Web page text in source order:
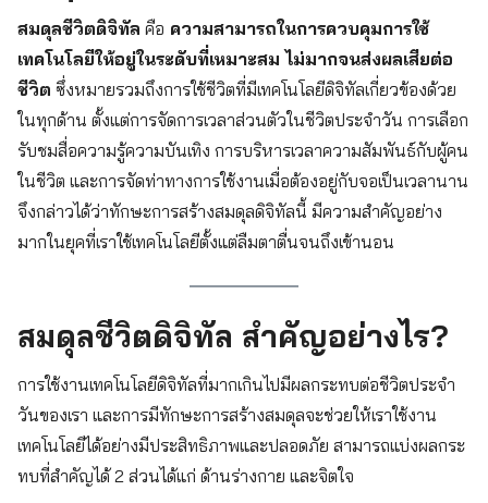
สมดุลชีวิตดิจิทัล คือ ความสามารถในการควบคุมการใช้
เทคโนโลยีให้อยู่ในระดับที่เหมาะสม ไม่มากจนส่งผลเสียต่อ
ชีวิต ซึ่งหมายรวมถึงการใช้ชีวิตที่มีเทคโนโลยีดิจิทัลเกี่ยวข้องด้วย
ในทุกด้าน ตั้งแต่การจัดการเวลาส่วนตัวในชีวิตประจำวัน การเลือก
รับชมสื่อความรู้ความบันเทิง การบริหารเวลาความสัมพันธ์กับผู้คน
ในชีวิต และการจัดท่าทางการใช้งานเมื่อต้องอยู่กับจอเป็นเวลานาน
จึงกล่าวได้ว่าทักษะการสร้างสมดุลดิจิทัลนี้ มีความสำคัญอย่าง
มากในยุคที่เราใช้เทคโนโลยีตั้งแต่ลืมตาตื่นจนถึงเข้านอน
สมดุลชีวิตดิจิทัล สำคัญอย่างไร?
การใช้งานเทคโนโลยีดิจิทัลที่มากเกินไปมีผลกระทบต่อชีวิตประจำ
วันของเรา และการมีทักษะการสร้างสมดุลจะช่วยให้เราใช้งาน
เทคโนโลยีได้อย่างมีประสิทธิภาพและปลอดภัย สามารถแบ่งผลกระ
ทบที่สำคัญได้ 2 ส่วนได้แก่ ด้านร่างกาย และจิตใจ